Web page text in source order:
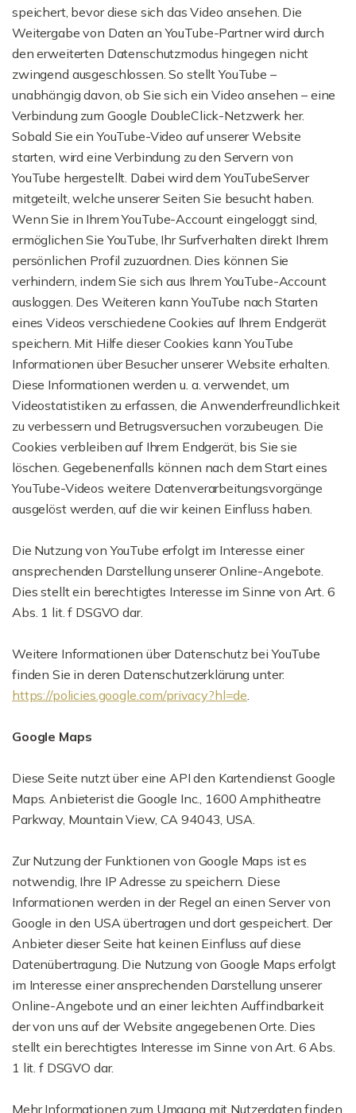
speichert, bevor diese sich das Video ansehen. Die
Weitergabe von Daten an YouTube-Partner wird durch
den erweiterten Datenschutzmodus hingegen nicht
zwingend ausgeschlossen. So stellt YouTube –
unabhängig davon, ob Sie sich ein Video ansehen – eine
Verbindung zum Google DoubleClick-Netzwerk her.
Sobald Sie ein YouTube-Video auf unserer Website
starten, wird eine Verbindung zu den Servern von
YouTube hergestellt. Dabei wird dem YouTubeServer
mitgeteilt, welche unserer Seiten Sie besucht haben.
Wenn Sie in Ihrem YouTube-Account eingeloggt sind,
ermöglichen Sie YouTube, Ihr Surfverhalten direkt Ihrem
persönlichen Profil zuzuordnen. Dies können Sie
verhindern, indem Sie sich aus Ihrem YouTube-Account
ausloggen. Des Weiteren kann YouTube nach Starten
eines Videos verschiedene Cookies auf Ihrem Endgerät
speichern. Mit Hilfe dieser Cookies kann YouTube
Informationen über Besucher unserer Website erhalten.
Diese Informationen werden u. a. verwendet, um
Videostatistiken zu erfassen, die Anwenderfreundlichkeit
zu verbessern und Betrugsversuchen vorzubeugen. Die
Cookies verbleiben auf Ihrem Endgerät, bis Sie sie
löschen. Gegebenenfalls können nach dem Start eines
YouTube-Videos weitere Datenverarbeitungsvorgänge
ausgelöst werden, auf die wir keinen Einfluss haben.
Die Nutzung von YouTube erfolgt im Interesse einer
ansprechenden Darstellung unserer Online-Angebote.
Dies stellt ein berechtigtes Interesse im Sinne von Art. 6
Abs. 1 lit. f DSGVO dar.
Weitere Informationen über Datenschutz bei YouTube
finden Sie in deren Datenschutzerklärung unter:
https://policies.google.com/privacy?hl=de.
Google Maps
Diese Seite nutzt über eine API den Kartendienst Google
Maps. Anbieterist die Google Inc., 1600 Amphitheatre
Parkway, Mountain View, CA 94043, USA.
Zur Nutzung der Funktionen von Google Maps ist es
notwendig, Ihre IP Adresse zu speichern. Diese
Informationen werden in der Regel an einen Server von
Google in den USA übertragen und dort gespeichert. Der
Anbieter dieser Seite hat keinen Einfluss auf diese
Datenübertragung. Die Nutzung von Google Maps erfolgt
im Interesse einer ansprechenden Darstellung unserer
Online-Angebote und an einer leichten Auffindbarkeit
der von uns auf der Website angegebenen Orte. Dies
stellt ein berechtigtes Interesse im Sinne von Art. 6 Abs.
1 lit. f DSGVO dar.
Mehr Informationen zum Umgang mit Nutzerdaten finden